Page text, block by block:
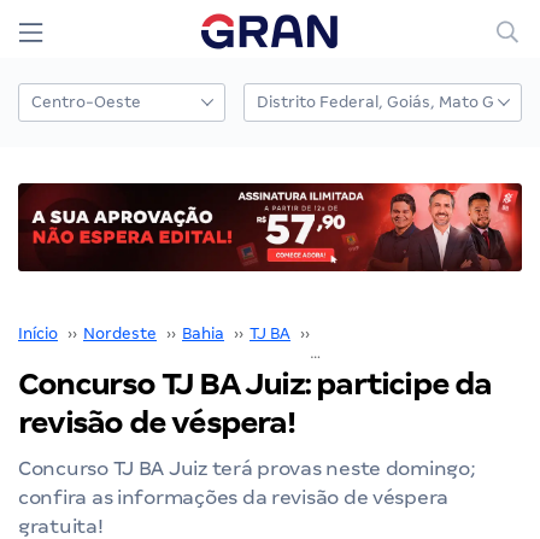
Início ›› Nordeste ›› Bahia ›› TJ BA ››
Concurso TJ BA Juiz: participe da
revisão de véspera!
Concurso TJ BA Juiz terá provas neste domingo;
confira as informações da revisão de véspera
gratuita!